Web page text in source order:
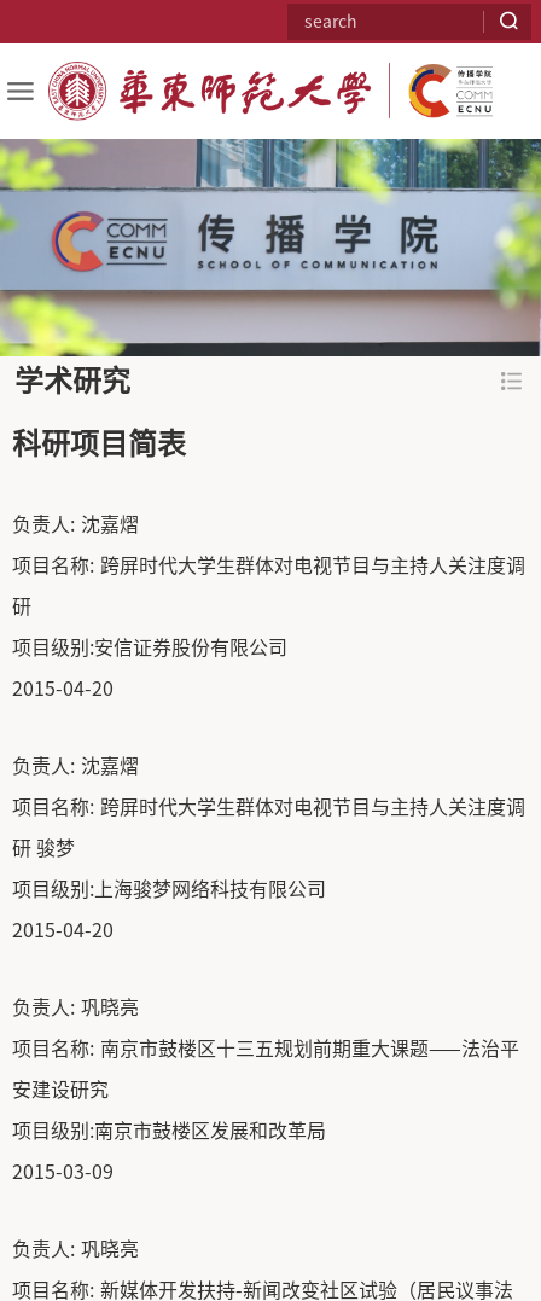
学术研究
科研项目简表
负责人: 沈嘉熠
项目名称: 跨屏时代大学生群体对电视节目与主持人关注度调
研
项目级别:安信证券股份有限公司
2015-04-20
负责人: 沈嘉熠
项目名称: 跨屏时代大学生群体对电视节目与主持人关注度调
研 骏梦
项目级别: 上海骏梦网络科技有限公司
2015-04-20
负责人: 巩晓亮
项目名称: 南京市鼓楼区十三五规划前期重大课题——法治平
安建设研究
项目级别:南京市鼓楼区发展和改革局
2015-03-09
负责人: 巩晓亮
项目名称: 新媒体开发扶持-新闻改变社区试验（居民议事法